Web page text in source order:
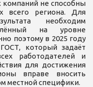
компаний не способны
всего региона. Для
необходим
на уровне
поэтому в 2025 году
который задаёт
работодателей и
для достижения
вправе вносить
местной специфики.